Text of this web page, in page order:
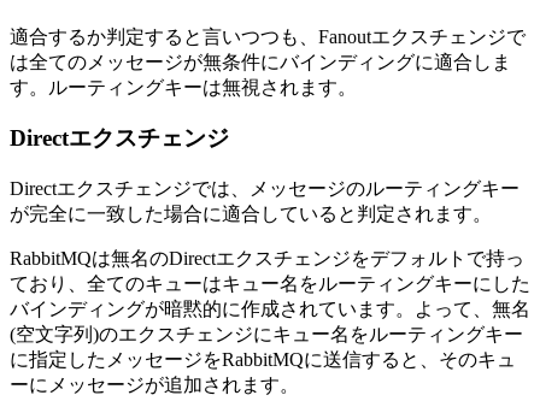
適合するか判定すると言いつつも、Fanoutエクスチェンジで
は全てのメッセージが無条件にバインディングに適合しま
す。ルーティングキーは無視されます。
Directエクスチェンジ
Directエクスチェンジでは、メッセージのルーティングキー
が完全に一致した場合に適合していると判定されます。
RabbitMQは無名のDirectエクスチェンジをデフォルトで持っ
ており、全てのキューはキュー名をルーティングキーにした
バインディングが暗黙的に作成されています。よって、無名
(空文字列)のエクスチェンジにキュー名をルーティングキー
に指定したメッセージをRabbitMQに送信すると、そのキュ
ーにメッセージが追加されます。